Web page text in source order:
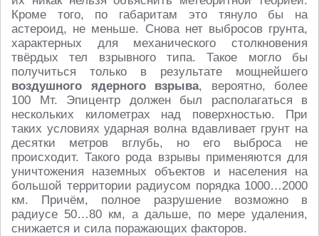
Кроме того, по габаритам это тянуло бы на
астероид, не меньше. Снова нет выбросов грунта,
характерных для механического столкновения
твёрдых тел взрывного типа. Такое могло бы
получиться только в результате мощнейшего
воздушного ядерного взрыва, вероятно, более
100 Мт. Эпицентр должен был располагаться в
нескольких километрах над поверхностью. При
таких условиях ударная волна вдавливает грунт на
десятки метров вглубь, но его выброса не
происходит. Такого рода взрывы применяются для
уничтожения наземных объектов и населения на
большой территории радиусом порядка 1000…2000
км. Причём, полное разрушение возможно в
радиусе 50…80 км, а дальше, по мере удаления,
снижается и сила поражающих факторов.